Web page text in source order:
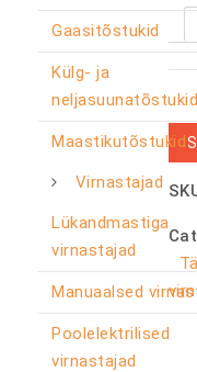
Gaasitõstukid
Külg- ja
neljasuunatõstukid
Maastikutõstukid
Virnastajad
Lükandmastiga
virnastajad
Manuaalsed
Poolelektrilised
virnastajad